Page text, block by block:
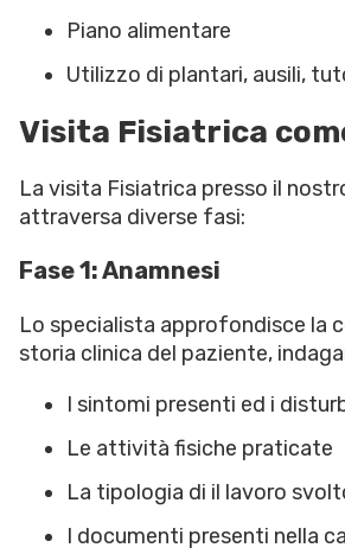
Piano alimentare
Utilizzo di plantari, ausili,
Visita Fisiatrica
La visita Fisiatrica presso il
attraversa diverse fasi:
Fase 1: Anamnesi
Lo specialista approfondisce la
storia clinica del paziente,
I sintomi presenti ed i
Le attività fisiche praticate
La tipologia di il lavoro
I documenti presenti nella